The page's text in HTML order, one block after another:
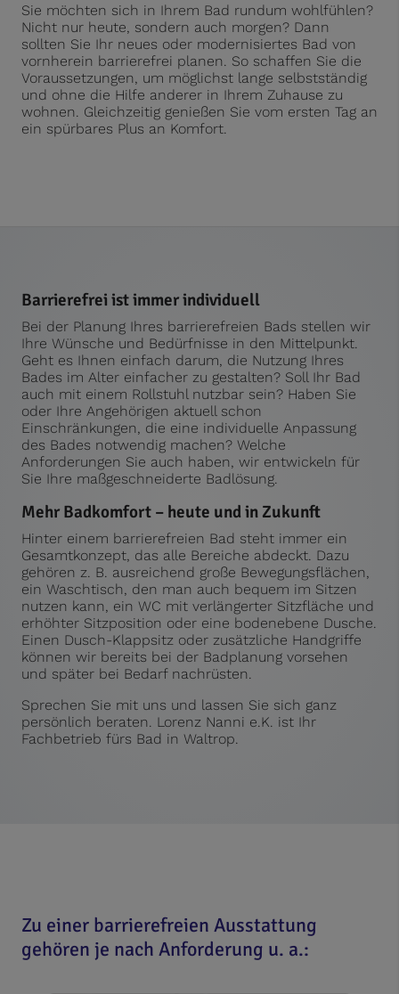
Sie möchten sich in Ihrem Bad rundum wohlfühlen?
Nicht nur heute, sondern auch morgen? Dann
sollten Sie Ihr neues oder modernisiertes Bad von
vornherein barrierefrei planen. So schaffen Sie die
Voraussetzungen, um möglichst lange selbstständig
und ohne die Hilfe anderer in Ihrem Zuhause zu
wohnen. Gleichzeitig genießen Sie vom ersten Tag an
ein spürbares Plus an Komfort.
Barrierefrei ist immer individuell
Bei der Planung Ihres barrierefreien Bads stellen wir
Ihre Wünsche und Bedürfnisse in den Mittelpunkt.
Geht es Ihnen einfach darum, die Nutzung Ihres
Bades im Alter einfacher zu gestalten? Soll Ihr Bad
auch mit einem Rollstuhl nutzbar sein? Haben Sie
oder Ihre Angehörigen aktuell schon
Einschränkungen, die eine individuelle Anpassung
des Bades notwendig machen? Welche
Anforderungen Sie auch haben, wir entwickeln für
Sie Ihre maßgeschneiderte Badlösung.
Mehr Badkomfort – heute und in Zukunft
Hinter einem barrierefreien Bad steht immer ein
Gesamtkonzept, das alle Bereiche abdeckt. Dazu
gehören z. B. ausreichend große Bewegungsflächen,
ein Waschtisch, den man auch bequem im Sitzen
nutzen kann, ein WC mit verlängerter Sitzfläche und
erhöhter Sitzposition oder eine bodenebene Dusche.
Einen Dusch-Klappsitz oder zusätzliche Handgriffe
können wir bereits bei der Badplanung vorsehen
und später bei Bedarf nachrüsten.
Sprechen Sie mit uns und lassen Sie sich ganz
persönlich beraten. Lorenz Nanni e.K. ist Ihr
Fachbetrieb fürs Bad in Waltrop.
Zu einer barrierefreien Ausstattung
gehören je nach Anforderung u. a.: